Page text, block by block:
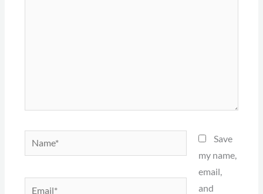
Name*
Email*
Save
my name,
email,
and